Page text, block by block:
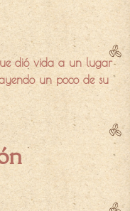
dió vida a un lugar
un poco de su